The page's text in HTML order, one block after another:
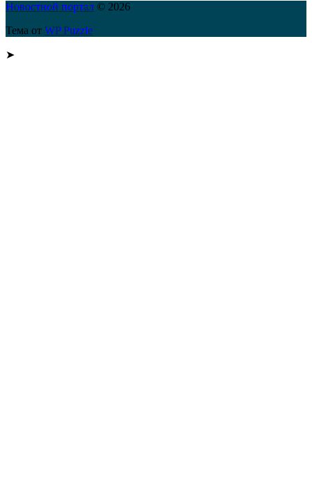
Новостной портал © 2026
Тема от WP Puzzle
➤